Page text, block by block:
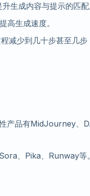
生成内容与提示的匹配
高生成速度。
减少到几十步甚至几步
产品有MidJourney、
、Pika、Runway等。